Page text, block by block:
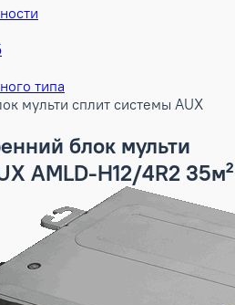
типа
мульти сплит системы AUX
блок мульти
AMLD-H12/4R2 35м²